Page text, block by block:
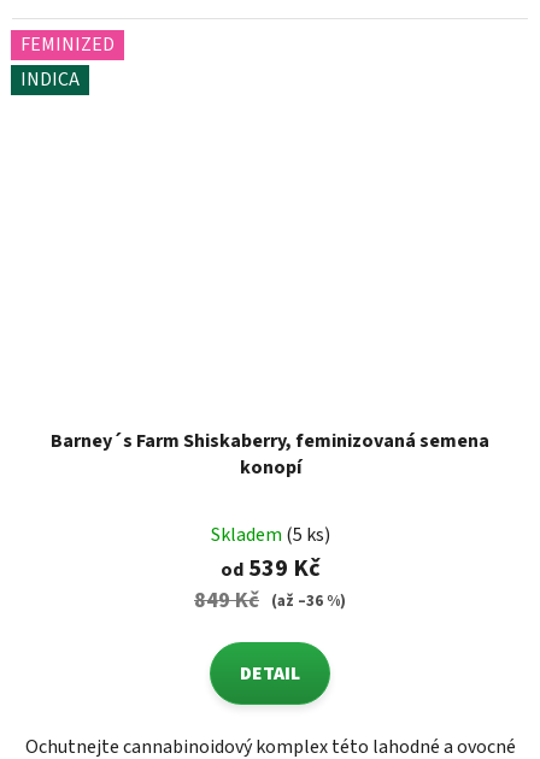
FEMINIZED
INDICA
Barney´s Farm Shiskaberry, feminizovaná semena
konopí
Skladem (5 ks)
od539 Kč
849 Kč (až –36 %)
DETAIL
Ochutnejte cannabinoidový komplex této lahodné a ovocné